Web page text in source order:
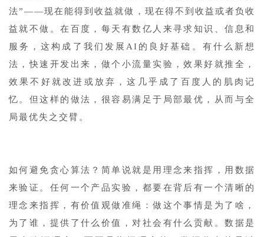
法”——现在能得到收益就做，现在得不到收益或者负收
益就不做。在百度，每天有数亿人来寻求知识、信息和
服务，这构成了我们发展AI的良好基础。有什么新想
法，快速开发出来，做个小流量实验，效果好就推全，
效果不好就改进或放弃，这几乎成了百度人的肌肉记
忆。但这样的做法，很容易满足于局部最优，从而与全
局最优失之交臂。
如何避免贪心算法？简单说就是用理念来指挥，用数据
来验证。任何一个产品实验，都要在背后有一个清晰的
理念来指挥，有价值观做准绳：做这个事情是为了啥，
为了谁，提供了什么价值，对社会有什么贡献。数据是